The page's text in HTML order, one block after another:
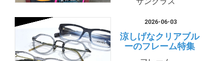
2026-06-03
涼しげなクリアブル
ーのフレーム特集